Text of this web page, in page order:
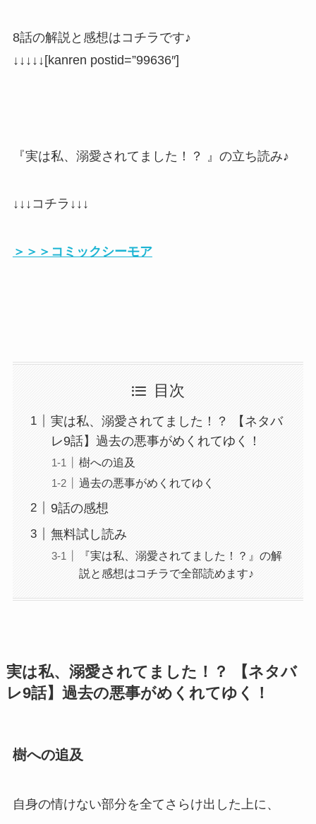
8話の解説と感想はコチラです♪
↓↓↓↓↓[kanren postid=”99636″]
『実は私、溺愛されてました！？ 』の立ち読み♪
↓↓↓コチラ↓↓↓
＞＞＞コミックシーモア
目次
実は私、溺愛されてました！？ 【ネタバ
レ9話】過去の悪事がめくれてゆく！
樹への追及
過去の悪事がめくれてゆく
9話の感想
無料試し読み
『実は私、溺愛されてました！？』の解
説と感想はコチラで全部読めます♪
実は私、溺愛されてました！？ 【ネタバ
レ9話】過去の悪事がめくれてゆく！
樹への追及
自身の情けない部分を全てさらけ出した上に、